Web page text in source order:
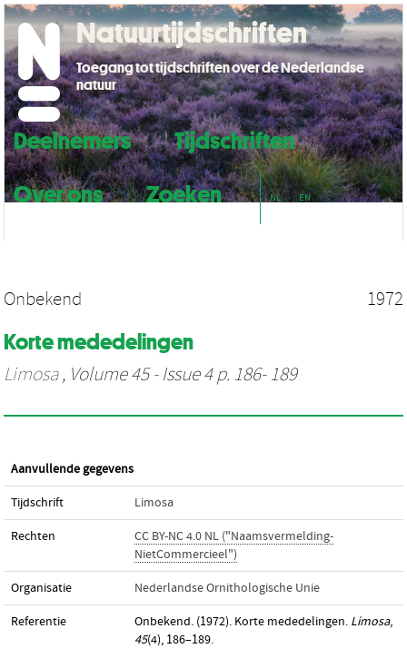
Deelnemers
Tijdschriften
Over ons
Zoeken NL EN
Natuurtijdschriften
Toegang tot tijdschriften over de Nederlandse
natuur
Onbekend 1972
Korte mededelingen
Limosa, Volume 45 - Issue 4 p. 186- 189
Aanvullende gegevens
Tijdschrift Limosa
Rechten
CC BY-NC 4.0 NL ("Naamsvermelding-
NietCommercieel")
Organisatie Nederlandse Ornithologische Unie
Referentie Onbekend. (1972). Korte mededelingen. Limosa,
45(4), 186–189.